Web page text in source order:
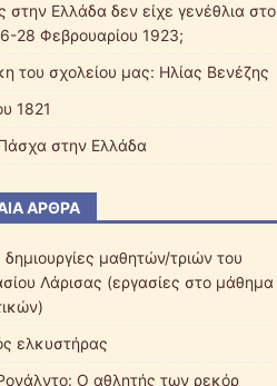
στην Ελλάδα δεν είχε γενέθλια στο
28 Φεβρουαρίου 1923;
του σχολείου μας: Ηλίας Βενέζης
1821
στην Ελλάδα
ΆΡΘΡΑ
δημιουργίες μαθητών/τριών του
Λάρισας (εργασίες στο μάθημα
ελκυστήρας
Ο αθλητής των ρεκόρ